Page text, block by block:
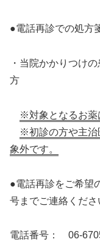
●電話再診での処方
・当院かかりつけ
方
※対象となるお薬
※初診の方や主治
象外です。
●電話再診をご希望
号までご連絡くださ
電話番号： 06-